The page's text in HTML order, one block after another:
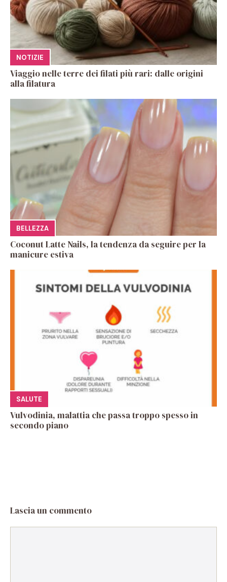
NOTIZIE
Viaggio nelle terre dei filati più rari: dalle origini
alla filatura
BELLEZZA
Coconut Latte Nails, la tendenza da seguire per la
manicure estiva
SALUTE
Vulvodinia, malattia che passa troppo spesso in
secondo piano
Lascia un commento